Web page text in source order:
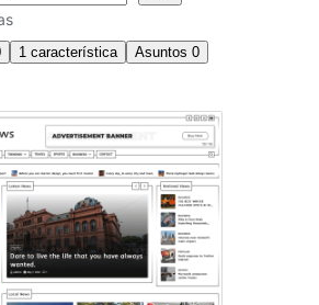
1 característica Asuntos 0